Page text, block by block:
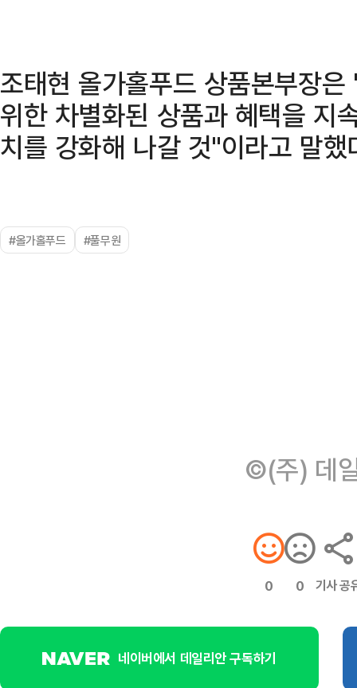
조태현 올가홀푸드 상품본부장
위한 차별화된 상품과 혜택을 지
치를 강화해 나갈 것"이라고 말했
#올가홀푸드 #풀무원
©(주) 데
0 0 기사 공
네이버에서 데일리안 구독하기